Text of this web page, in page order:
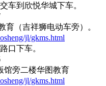
车到欣悦华城下车。
育（吉祥狮电动车旁）。
jl/gkms.html
口下车。
馆旁二楼华图教育
jl/gkms.html